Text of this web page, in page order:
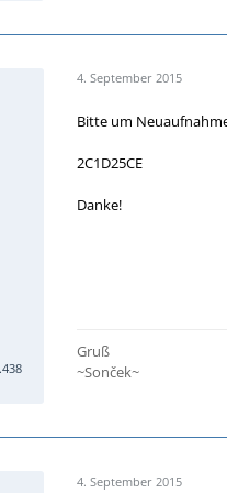
4. September 2015
Bitte um
2C1D25CE
Danke!
Gruß
~Sonček~
4. September 2015